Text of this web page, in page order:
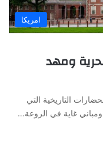
امريكا
ومهد
التاريخية التي
غاية في الروعة…